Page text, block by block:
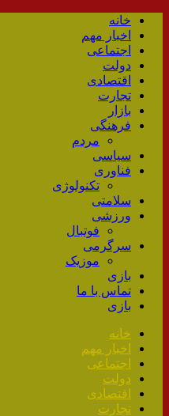
خانه
اخبار مهم
اجتماعی
دولت
اقتصادی
تجارت
بازار
فرهنگی
مردم
سیاسی
فناوری
تکنولوژی
سلامتی
ورزشی
فوتبال
سرگرمی
موزیک
بازی
تماس با ما
بازی
خانه
اخبار مهم
اجتماعی
دولت
اقتصادی
تجارت